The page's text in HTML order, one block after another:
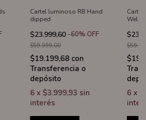
Cartel luminoso RB Hand
dipped
$23.999,60 -60% OFF
$59.999,00
$19.199,68 con
Transferencia o
depósito
6 x $3.999,93 sin
interés
Cartel
6 x